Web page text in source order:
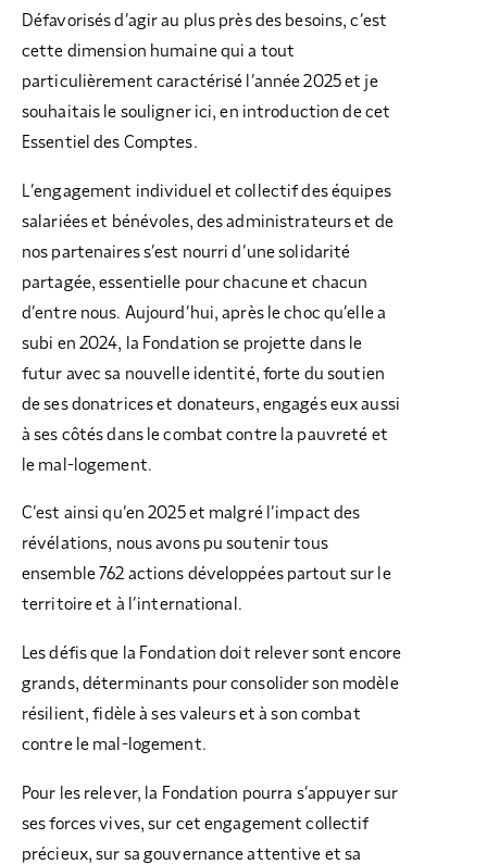
Défavorisés d’agir au plus près des besoins, c’est
cette dimension humaine qui a tout
particulièrement caractérisé l’année 2025 et je
souhaitais le souligner ici, en introduction de cet
Essentiel des Comptes.
L’engagement individuel et collectif des équipes
salariées et bénévoles, des administrateurs et de
nos partenaires s’est nourri d’une solidarité
partagée, essentielle pour chacune et chacun
d’entre nous. Aujourd’hui, après le choc qu’elle a
subi en 2024, la Fondation se projette dans le
futur avec sa nouvelle identité, forte du soutien
de ses donatrices et donateurs, engagés eux aussi
à ses côtés dans le combat contre la pauvreté et
le mal-logement.
C’est ainsi qu’en 2025 et malgré l’impact des
révélations, nous avons pu soutenir tous
ensemble 762 actions développées partout sur le
territoire et à l’international.
Les défis que la Fondation doit relever sont encore
grands, déterminants pour consolider son modèle
résilient, fidèle à ses valeurs et à son combat
contre le mal-logement.
Pour les relever, la Fondation pourra s’appuyer sur
ses forces vives, sur cet engagement collectif
précieux, sur sa gouvernance attentive et sa